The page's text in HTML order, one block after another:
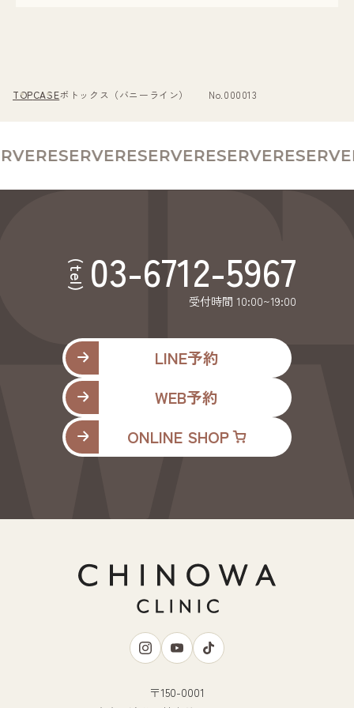
TOPCASEボトックス（バニーライン） No.000013
RESERVERESERVERESERVERESERVE
(tel) 03-6712-5967
受付時間 10:00~19:00
LINE予約
WEB予約
ONLINE SHOP
〒150-0001